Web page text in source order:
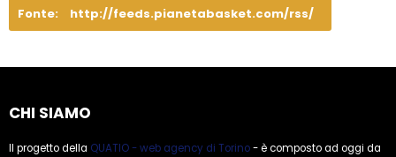
Fonte: http://feeds.pianetabasket.com/rss/
CHI SIAMO
Il progetto della QUATIO - web agency di Torino- è composto ad oggi da